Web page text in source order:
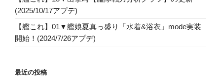
(2025/10/17アプデ)
【艦これ】01▼艦娘夏真っ盛り「水着&浴衣」mode実装
開始！(2024/7/26アプデ)
最近の投稿